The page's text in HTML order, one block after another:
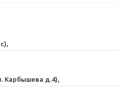
Карбышева д.4),